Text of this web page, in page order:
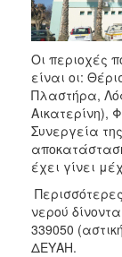
Οι περιοχές
είναι οι:
Πλαστήρα,
Αικατερίνη),
Συνεργεία
έχει γίνει
νερού
339050
ΔΕΥΑΗ.